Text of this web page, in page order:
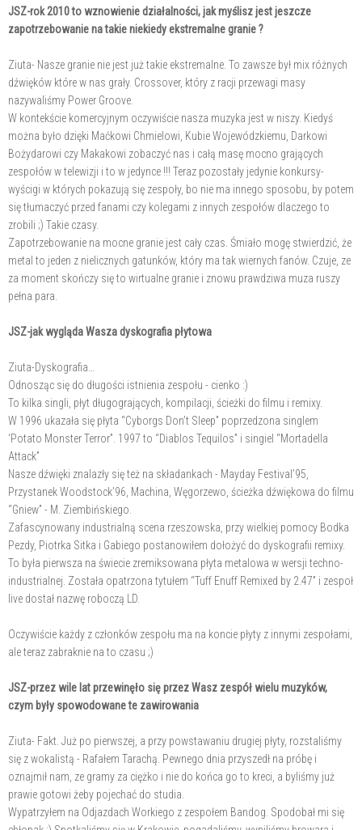
JSZ-rok 2010 to wznowienie działalności, jak myślisz jest jeszcze
zapotrzebowanie na takie niekiedy ekstremalne granie ?
Ziuta- Nasze granie nie jest już takie ekstremalne. To zawsze był mix różnych
dźwięków które w nas grały. Crossover, który z racji przewagi masy
nazywaliśmy Power Groove.
W kontekście komercyjnym oczywiście nasza muzyka jest w niszy. Kiedyś
można było dzięki Maćkowi Chmielowi, Kubie Wojewódzkiemu, Darkowi
Bożydarowi czy Makakowi zobaczyć nas i całą masę mocno grających
zespołów w telewizji i to w jedynce !!! Teraz pozostały jedynie konkursy-
wyścigi w których pokazują się zespoły, bo nie ma innego sposobu, by potem
się tłumaczyć przed fanami czy kolegami z innych zespołów dlaczego to
zrobili ;) Takie czasy.
Zapotrzebowanie na mocne granie jest cały czas. Śmiało mogę stwierdzić, że
metal to jeden z nielicznych gatunków, który ma tak wiernych fanów. Czuje, ze
za moment skończy się to wirtualne granie i znowu prawdziwa muza ruszy
pełna para.
JSZ-jak wygląda Wasza dyskografia płytowa
Ziuta-Dyskografia…
Odnosząc się do długości istnienia zespołu - cienko :)
To kilka singli, płyt długogrających, kompilacji, ścieżki do filmu i remixy.
W 1996 ukazała się płyta “Cyborgs Don’t Sleep” poprzedzona singlem
‘Potato Monster Terror”. 1997 to “Diablos Tequilos” i singiel “Mortadella
Attack”
Nasze dźwięki znalazły się też na składankach - Mayday Festival’95,
Przystanek Woodstock’96, Machina, Węgorzewo, ścieżka dźwiękowa do filmu
“Gniew” - M. Ziembińskiego.
Zafascynowany industrialną scena rzeszowska, przy wielkiej pomocy Bodka
Pezdy, Piotrka Sitka i Gabiego postanowiłem dołożyć do dyskografii remixy.
To była pierwsza na świecie zremiksowana płyta metalowa w wersji techno-
industrialnej. Została opatrzona tytułem “Tuff Enuff Remixed by 2.47” i zespoł
live dostał nazwę roboczą LD.
Oczywiście każdy z członków zespołu ma na koncie płyty z innymi zespołami,
ale teraz zabraknie na to czasu ;)
JSZ-przez wile lat przewinęło się przez Wasz zespół wielu muzyków,
czym były spowodowane te zawirowania
Ziuta- Fakt. Już po pierwszej, a przy powstawaniu drugiej płyty, rozstaliśmy
się z wokalistą - Rafałem Tarachą. Pewnego dnia przyszedł na próbę i
oznajmił nam, ze gramy za ciężko i nie do końca go to kreci, a byliśmy już
prawie gotowi żeby pojechać do studia.
Wypatrzyłem na Odjazdach Workiego z zespołem Bandog. Spodobał mi się